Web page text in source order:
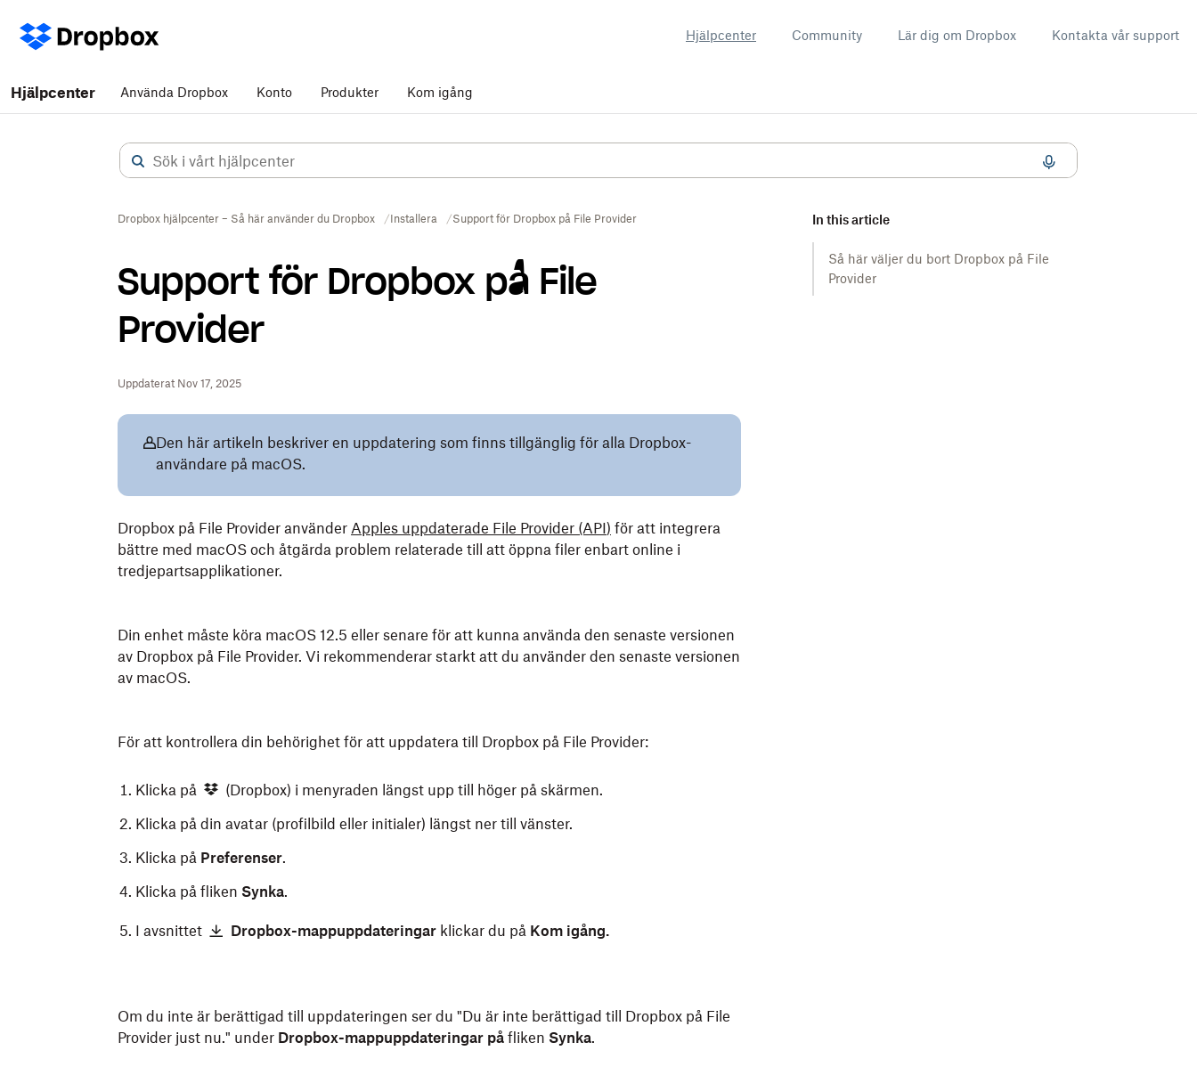
Hjälpcenter Community Lär dig om Dropbox Kontakta vår support
Hjälpcenter Använda Dropbox Konto Produkter Kom igång
Dropbox hjälpcenter – Så här använder du Dropbox Installera Support för Dropbox på File Provider
Support för Dropbox på File
Provider
Uppdaterat Nov 17, 2025
In this article
Så här väljer du bort Dropbox på File
Provider
Den här artikeln beskriver en uppdatering som finns tillgänglig för alla Dropbox-
användare på macOS.
Dropbox på File Provider använder Apples uppdaterade File Provider (API) för att integrera
bättre med macOS och åtgärda problem relaterade till att öppna filer enbart online i
tredjepartsapplikationer.
Din enhet måste köra macOS 12.5 eller senare för att kunna använda den senaste versionen
av Dropbox på File Provider. Vi rekommenderar starkt att du använder den senaste versionen
av macOS.
För att kontrollera din behörighet för att uppdatera till Dropbox på File Provider:
Klicka på
(Dropbox) i menyraden längst upp till höger på skärmen.
Klicka på din avatar (profilbild eller initialer) längst ner till vänster.
Klicka på Preferenser.
Klicka på fliken Synka.
I avsnittet Dropbox-mappuppdateringar klickar du på Kom igång.
Om du inte är berättigad till uppdateringen ser du "Du är inte berättigad till Dropbox på File
Provider just nu." under Dropbox-mappuppdateringar på fliken Synka.